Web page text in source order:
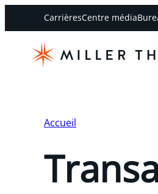
CarrièresCentre média
Accueil